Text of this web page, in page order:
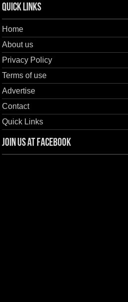
Quick Links
Home
About us
Privacy Policy
Terms of use
Advertise
Contact
Quick Links
Join us at Facebook